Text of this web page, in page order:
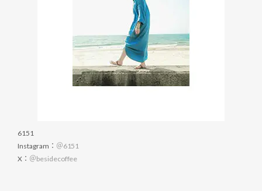
6151
Instagram： ＠6151
X： ＠besidecoffee